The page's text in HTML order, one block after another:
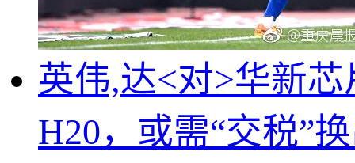
英伟,达<对>华新
H20，或需“交税”